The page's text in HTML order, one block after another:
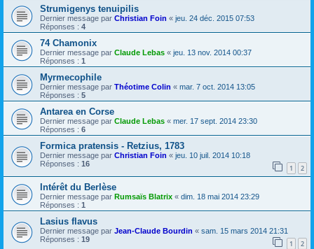
Strumigenys tenuipilis
Dernier message par Christian Foin « jeu. 24 déc. 2015 07:53
Réponses : 4
74 Chamonix
Dernier message par Claude Lebas « jeu. 13 nov. 2014 00:37
Réponses : 1
Myrmecophile
Dernier message par Théotime Colin « mar. 7 oct. 2014 13:05
Réponses : 5
Antarea en Corse
Dernier message par Claude Lebas « mer. 17 sept. 2014 23:30
Réponses : 6
Formica pratensis - Retzius, 1783
Dernier message par Christian Foin « jeu. 10 juil. 2014 10:18
Réponses : 16 1 2
Intérêt du Berlèse
Dernier message par Rumsaïs Blatrix « dim. 18 mai 2014 23:29
Réponses : 1
Lasius flavus
Dernier message par Jean-Claude Bourdin « sam. 15 mars 2014 21:31
Réponses : 19 1 2